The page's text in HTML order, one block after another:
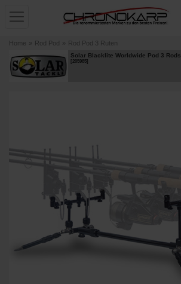
Home » Rod Pod » Rod Pod 3 Ruten
Solar Blacklite Worldwide Pod 3 Rods
[205985]